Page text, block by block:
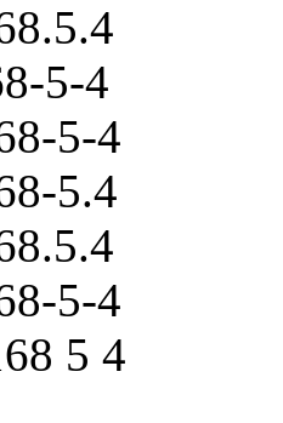
5-4
5-4
5.4
5-4
5 4